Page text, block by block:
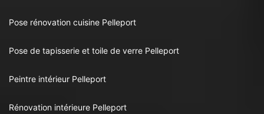
Pose rénovation cuisine Pelleport
Pose de tapisserie et toile de verre Pelleport
Peintre intérieur Pelleport
Rénovation intérieure Pelleport